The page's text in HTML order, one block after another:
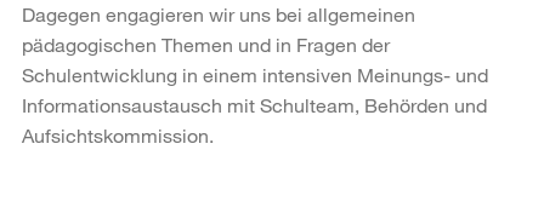
Dagegen engagieren wir uns bei allgemeinen
pädagogischen Themen und in Fragen der
Schulentwicklung in einem intensiven Meinungs- und
Informationsaustausch mit Schulteam, Behörden und
Aufsichtskommission.